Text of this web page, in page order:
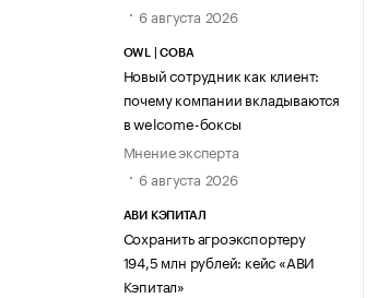
6 августа 2026
OWL | СОВА
Новый сотрудник как клиент:
почему компании вкладываются
в welcome-боксы
Мнение эксперта
6 августа 2026
АВИ КЭПИТАЛ
Сохранить агроэкспортеру
194,5 млн рублей: кейс «АВИ
Кэпитал»